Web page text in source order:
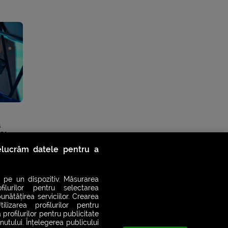
datele pentru a
un dispozitiv. Măsurarea
pentru selectarea
serviciilor. Crearea
profilurilor pentru
profilurilor pentru publicitate
Înțelegerea publicului